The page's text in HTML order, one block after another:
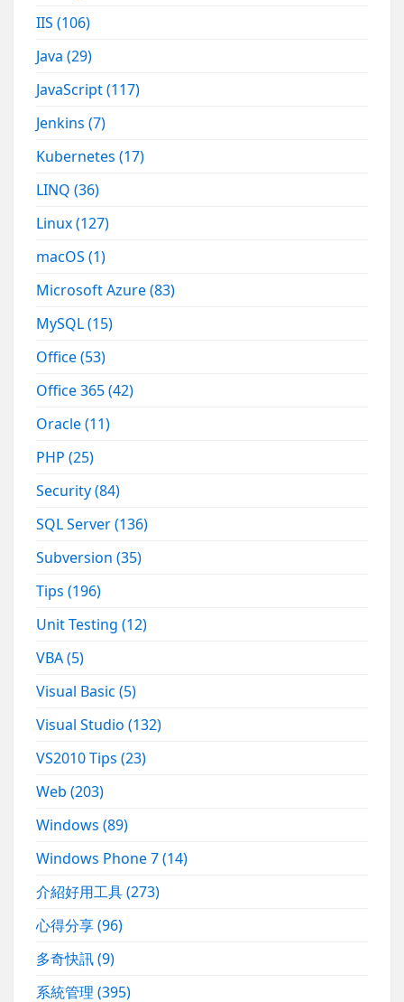
IIS(106)
Java(29)
JavaScript(117)
Jenkins(7)
Kubernetes(17)
LINQ(36)
Linux(127)
macOS(1)
Microsoft Azure(83)
MySQL(15)
Office(53)
Office 365(42)
Oracle(11)
PHP(25)
Security(84)
SQL Server(136)
Subversion(35)
Tips(196)
Unit Testing(12)
VBA(5)
Visual Basic(5)
Visual Studio(132)
VS2010 Tips(23)
Web(203)
Windows(89)
Windows Phone 7(14)
介紹好用工具(273)
心得分享(96)
多奇快訊(9)
系統管理(395)